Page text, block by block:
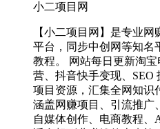
小二项目网
【小二项目网】是专业
平台，同步中创网等知名
教程。 网站每日更新淘
营、抖音快手变现、SEO
项目资源，汇集全网知识
涵盖网赚项目、引流推广
自媒体创作、电商教程、